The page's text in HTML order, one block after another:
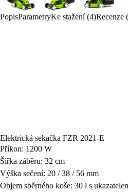
PopisParametryKe stažení (4)Recenze
Elektrická sekačka FZR 2021-E
Příkon: 1200 W
Šířka záběru: 32 cm
Výška sečení: 20 / 38 / 56 mm
Objem sběrného koše: 30 l s